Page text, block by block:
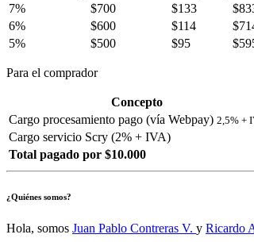
7%
$700 $133
6%
$600 $114
5%
$500 $95
Para el comprador
Concepto
Cargo procesamiento pago (vía Webpay) 2,5% +
Cargo servicio Scry (2% + IVA)
Total pagado por $10.000
¿Quiénes somos?
Hola, somos Juan Pablo Contreras V. y Ricardo